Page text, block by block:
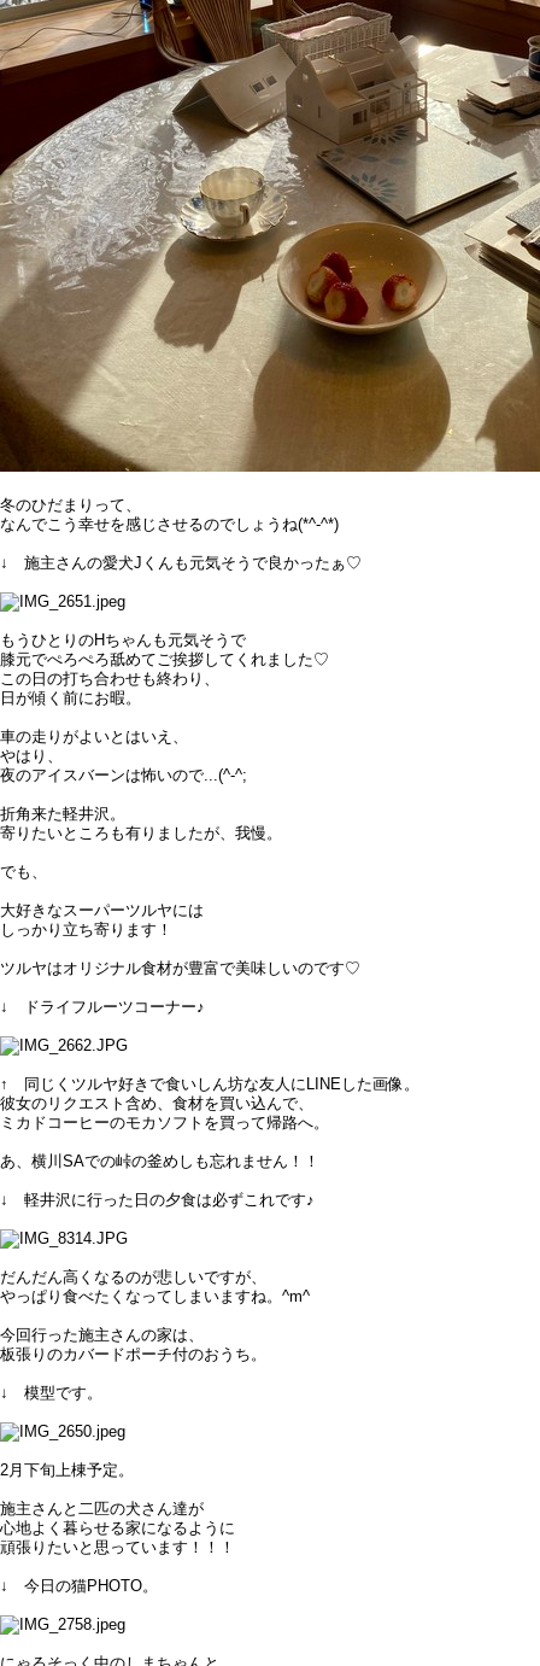
冬のひだまりって、
なんでこう幸せを感じさせるのでしょうね(*^-^*)
↓ 施主さんの愛犬Jくんも元気そうで良かったぁ♡
もうひとりのHちゃんも元気そうで
膝元でぺろぺろ舐めてご挨拶してくれました♡
この日の打ち合わせも終わり、
日が傾く前にお暇。
車の走りがよいとはいえ、
やはり、
夜のアイスバーンは怖いので...(^-^;
折角来た軽井沢。
寄りたいところも有りましたが、我慢。
でも、
大好きなスーパーツルヤには
しっかり立ち寄ります！
ツルヤはオリジナル食材が豊富で美味しいのです♡
↓ ドライフルーツコーナー♪
↑ 同じくツルヤ好きで食いしん坊な友人にLINEした画像。
彼女のリクエスト含め、食材を買い込んで、
ミカドコーヒーのモカソフトを買って帰路へ。
あ、横川SAでの峠の釜めしも忘れません！！
↓ 軽井沢に行った日の夕食は必ずこれです♪
だんだん高くなるのが悲しいですが、
やっぱり食べたくなってしまいますね。^m^
今回行った施主さんの家は、
板張りのカバードポーチ付のおうち。
↓ 模型です。
2月下旬上棟予定。
施主さんと二匹の犬さん達が
心地よく暮らせる家になるように
頑張りたいと思っています！！！
↓ 今日の猫PHOTO。